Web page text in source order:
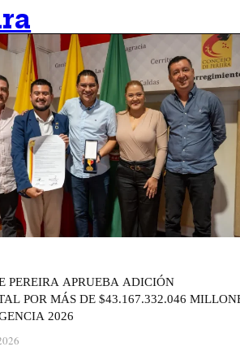
PEREIRA APRUEBA ADICIÓN
POR MÁS DE $43.167.332.046
2026